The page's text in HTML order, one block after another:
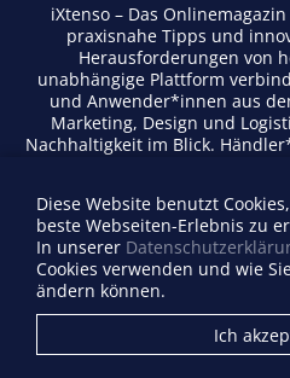
iXtenso – Das
praxisnahe Tipps und
Herausforderungen von
unabhängige Plattform
und Anwender*innen aus
Marketing, Design und
Nachhaltigkeit im Blick.
lebendigen Schreibstil und
Magazin den Austausch
Ob digitale Trends oder
macht Wissen für den
Firma eintragen
Diese Website benutzt
beste Webseiten-Erlebnis zu
In unserer
Cookies verwenden und wie
ändern können.
Ich